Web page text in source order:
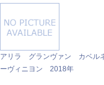
アリラ グランヴァン カベル
ーヴィニヨン 2018年